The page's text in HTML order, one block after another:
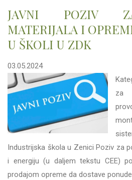
JAVNI POZIV
MATERIJALA I
U ŠKOLI U ZDK
03.05.2024
za
Industrijska škola u Zenici Poziv za
i energiju (u daljem tekstu CEE)
prodajom opreme da dostave